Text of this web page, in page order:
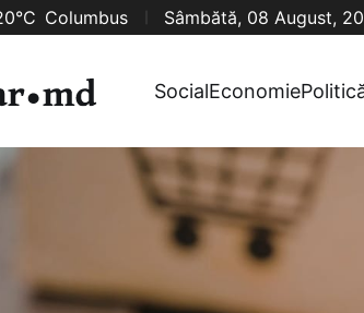
Columbus Sâmbătă, 08 August,
SocialEconomie